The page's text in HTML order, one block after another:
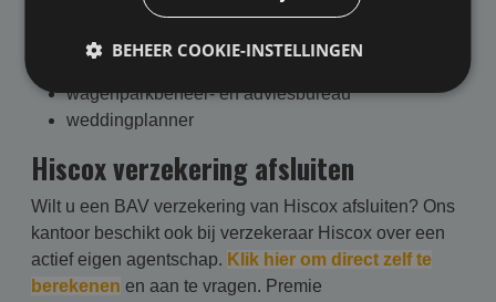
uitvaartonderneming
vertaler
wagenparkbeheer- en adviesbureau
weddingplanner
Hiscox verzekering afsluiten
Wilt u een BAV verzekering van Hiscox afsluiten? Ons
kantoor beschikt ook bij verzekeraar Hiscox over een
actief eigen agentschap. Klik hier om direct zelf te
berekenen en aan te vragen. Premie
BEHEER COOKIE-INSTELLINGEN